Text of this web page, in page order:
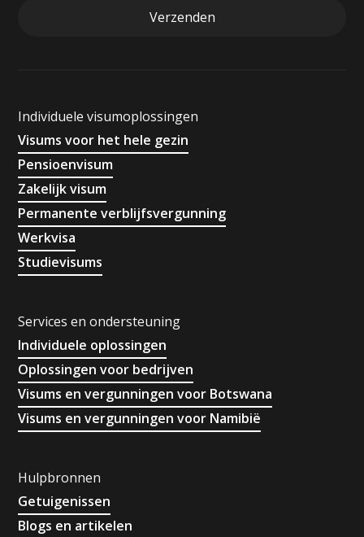
Individuele visumoplossingen
Visums voor het hele gezin
Pensioenvisum
Zakelijk visum
Permanente verblijfsvergunning
Werkvisa
Studievisums
Services en ondersteuning
Individuele oplossingen
Oplossingen voor bedrijven
Visums en vergunningen voor Botswana
Visums en vergunningen voor Namibië
Hulpbronnen
Getuigenissen
Blogs en artikelen